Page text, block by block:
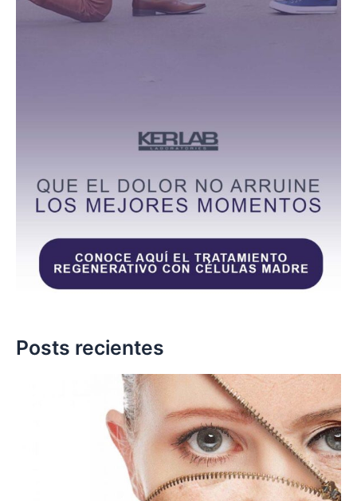
Posts recientes